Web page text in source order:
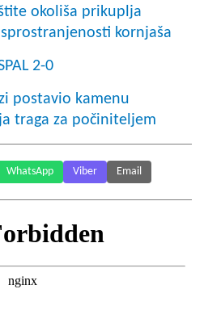
okoliša prikuplja
kornjaša
2-0
postavio kamenu
traga za počiniteljem
WhatsApp Viber Email